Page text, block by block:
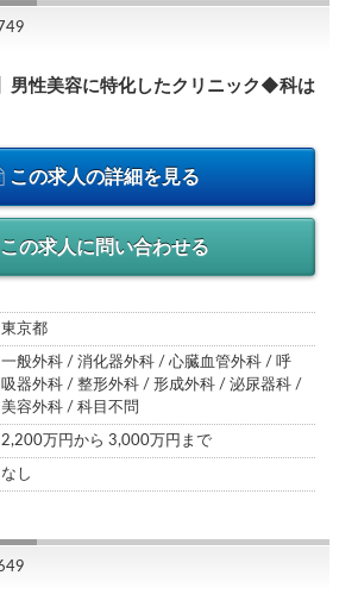
男性美容に特化したクリニック◆科は
この求人の詳細を見る
この求人に問い合わせる
東京都
一般外科 / 消化器外科 / 心臓血管外科 / 呼
吸器外科 / 整形外科 / 形成外科 / 泌尿器科 /
美容外科 / 科目不問
2,200万円から 3,000万円まで
なし